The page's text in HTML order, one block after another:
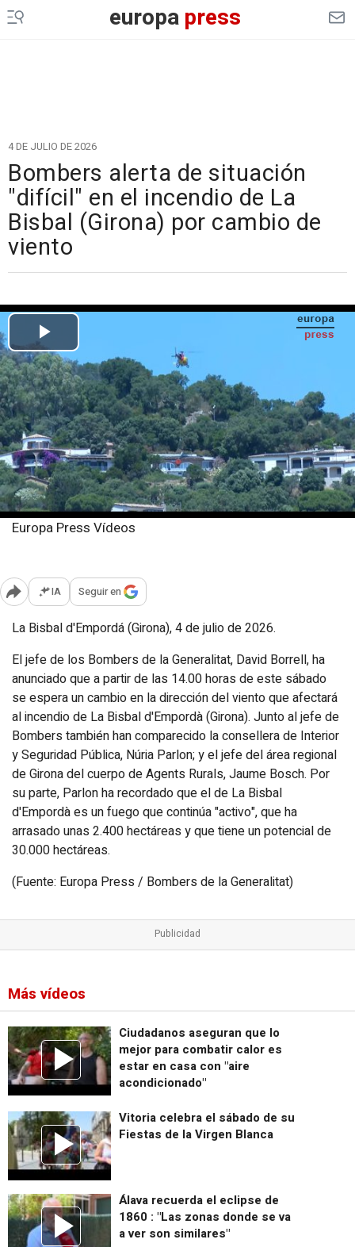
europapress
4 DE JULIO DE 2026
Bombers alerta de situación
"difícil" en el incendio de La
Bisbal (Girona) por cambio de
viento
Europa Press Vídeos
Abrir opciones para compartir
IA Seguir en
La Bisbal d'Empordá (Girona), 4 de julio de 2026.
El jefe de los Bombers de la Generalitat, David Borrell, ha
anunciado que a partir de las 14.00 horas de este sábado
se espera un cambio en la dirección del viento que afectará
al incendio de La Bisbal d'Empordà (Girona). Junto al jefe de
Bombers también han comparecido la consellera de Interior
y Seguridad Pública, Núria Parlon; y el jefe del área regional
de Girona del cuerpo de Agents Rurals, Jaume Bosch. Por
su parte, Parlon ha recordado que el de La Bisbal
d'Empordà es un fuego que continúa "activo", que ha
arrasado unas 2.400 hectáreas y que tiene un potencial de
30.000 hectáreas.
(Fuente: Europa Press / Bombers de la Generalitat)
Más vídeos
Ciudadanos aseguran que lo
mejor para combatir calor es
estar en casa con "aire
acondicionado"
Vitoria celebra el sábado de su
Fiestas de la Virgen Blanca
Álava recuerda el eclipse de
1860 : "Las zonas donde se va
a ver son similares"